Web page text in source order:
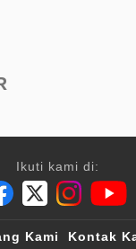
Ikuti kami di:
Kami Kontak